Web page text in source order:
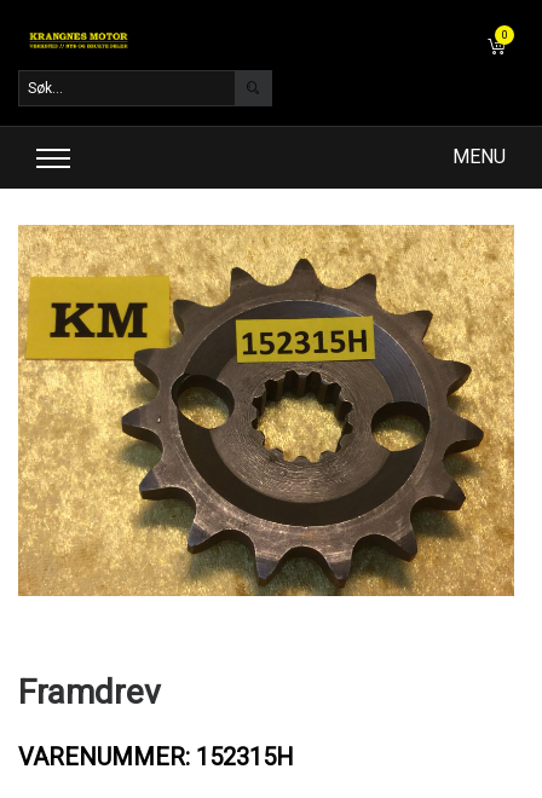
0
MENU
Framdrev
VARENUMMER: 152315H